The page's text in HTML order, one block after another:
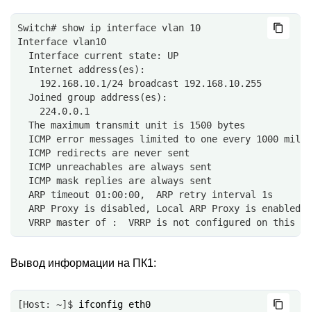
Switch# show ip interface vlan 10
Interface vlan10
  Interface current state: UP
  Internet address(es):
    192.168.10.1/24 broadcast 192.168.10.255
  Joined group address(es):
    224.0.0.1
  The maximum transmit unit is 1500 bytes
ICMP error messages limited to one every 1000
  ICMP redirects are never sent
  ICMP unreachables are always sent
  ICMP mask replies are always sent
  ARP timeout 01:00:00,  ARP retry interval 1s
  ARP Proxy is disabled, Local ARP Proxy is enabled
VRRP master of :  VRRP is not configured on this
Вывод информации на ПК1:
[Host: ~]$ ifconfig